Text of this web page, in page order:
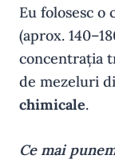
Eu folosesc o
(aprox.
concentrația
de mezeluri
chimicale.
Ce mai